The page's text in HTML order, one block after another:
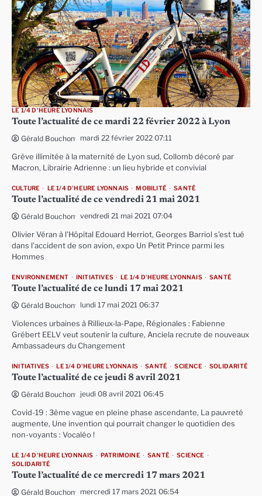
LE 1/4 D'HEURE LYONNAIS
Toute l’actualité de ce mardi 22 février 2022 à Lyon
Gérald Bouchon mardi 22 février 2022 07:11
Grève illimitée à la maternité de Lyon sud, Collomb décoré par
Macron, Librairie Adrienne : un lieu hybride et convivial
CULTURE LE 1/4 D'HEURE LYONNAIS MOBILITÉ SANTÉ
Toute l’actualité de ce vendredi 21 mai 2021
Gérald Bouchon vendredi 21 mai 2021 07:04
Olivier Véran à l’Hôpital Edouard Herriot, Georges Barriol s’est tué
dans l’accident de son avion, expo Un Petit Prince parmi les
Hommes
ENVIRONNEMENT INITIATIVES LE 1/4 D'HEURE LYONNAIS SANTÉ
Toute l’actualité de ce lundi 17 mai 2021
Gérald Bouchon lundi 17 mai 2021 06:37
Violences urbaines à Rillieux-la-Pape, Régionales : Fabienne
Grébert EELV veut soutenir la culture, Anciela recrute de nouveaux
Ambassadeurs du Changement
INITIATIVES LE 1/4 D'HEURE LYONNAIS SANTÉ SCIENCE SOLIDARITÉ
Toute l’actualité de ce jeudi 8 avril 2021
Gérald Bouchon jeudi 08 avril 2021 06:45
Covid-19 : 3ème vague en pleine phase ascendante, La pauvreté
augmente, Une invention qui pourrait changer le quotidien des
non-voyants : Vocaléo !
LE 1/4 D'HEURE LYONNAIS PATRIMOINE SANTÉ
SCIENCE
SOLIDARITÉ
Toute l’actualité de ce mercredi 17 mars 2021
Gérald Bouchon mercredi 17 mars 2021 06:54